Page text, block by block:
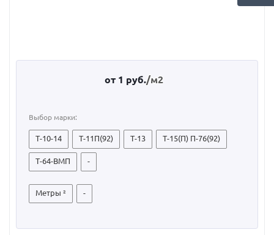
от 1 руб./м2
Выбор марки:
Т-10-14 Т-11П(92) Т-13 Т-15(П) П-76(92)
Т-64-ВМП -
Метры ² -